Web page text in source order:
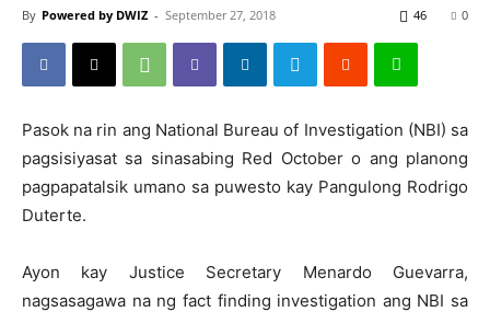
By Powered by DWIZ - September 27, 2018 0
46
Pasok na rin ang National Bureau of Investigation (NBI) sa
pagsisiyasat sa sinasabing Red October o ang planong
pagpapatalsik umano sa puwesto kay Pangulong Rodrigo
Duterte.
Ayon kay Justice Secretary Menardo Guevarra,
nagsasagawa na ng fact finding investigation ang NBI sa